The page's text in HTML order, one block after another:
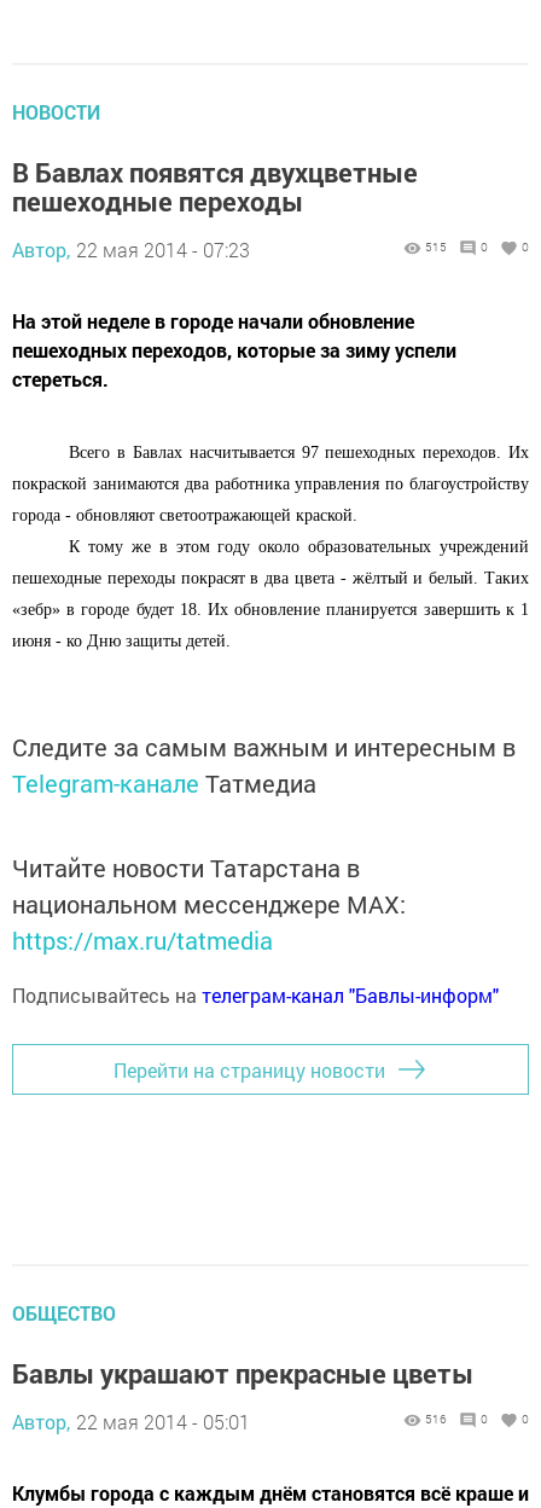
НОВОСТИ
В Бавлах появятся двухцветные
пешеходные переходы
Автор, 22 мая 2014 - 07:23 515 0 0
На этой неделе в городе начали обновление
пешеходных переходов, которые за зиму успели
стереться.
Всего в Бавлах насчитывается 97 пешеходных переходов. Их
покраской занимаются два работника управления по благоустройству
города - обновляют светоотражающей краской.
К тому же в этом году около образовательных учреждений
пешеходные переходы покрасят в два цвета - жёлтый и белый. Таких
«зебр» в городе будет 18. Их обновление планируется завершить к 1
июня - ко Дню защиты детей.
Следите за самым важным и интересным в
Telegram-канале Татмедиа
Читайте новости Татарстана в
национальном мессенджере MАХ:
https://max.ru/tatmedia
Подписывайтесь на телеграм-канал "Бавлы-информ"
Перейти на страницу новости
ОБЩЕСТВО
Бавлы украшают прекрасные цветы
Автор, 22 мая 2014 - 05:01 516 0 0
Клумбы города с каждым днём становятся всё краше и